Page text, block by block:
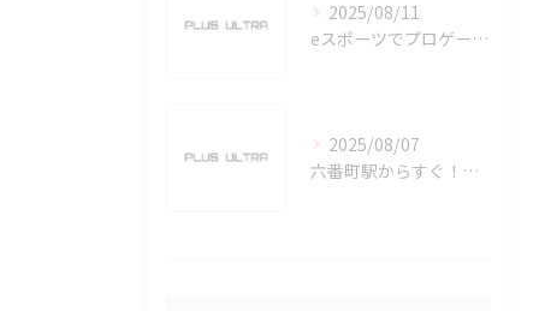
2025/08/11
eスポーツでプロゲーマーを目指す愛知県名古屋市の最新キャリアガイド
2025/08/07
六番町駅からすぐ！名古屋のeスポーツ施設で快適なプレイ環境を確保